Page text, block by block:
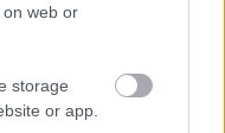
web or
storage
or app.
de
nem érdeklik a